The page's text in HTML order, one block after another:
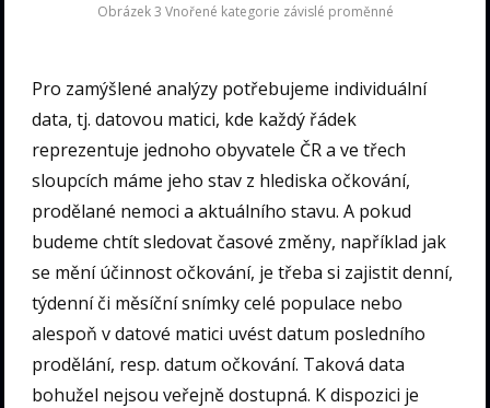
Obrázek 3 Vnořené kategorie závislé proměnné
Pro zamýšlené analýzy potřebujeme individuální
data, tj. datovou matici, kde každý řádek
reprezentuje jednoho obyvatele ČR a ve třech
sloupcích máme jeho stav z hlediska očkování,
prodělané nemoci a aktuálního stavu. A pokud
budeme chtít sledovat časové změny, například jak
se mění účinnost očkování, je třeba si zajistit denní,
týdenní či měsíční snímky celé populace nebo
alespoň v datové matici uvést datum posledního
prodělání, resp. datum očkování. Taková data
bohužel nejsou veřejně dostupná. K dispozici je